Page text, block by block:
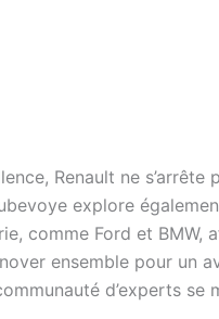
Renault ne s’arrête
explore
comme Ford et BMW,
ensemble pour un
d’experts se